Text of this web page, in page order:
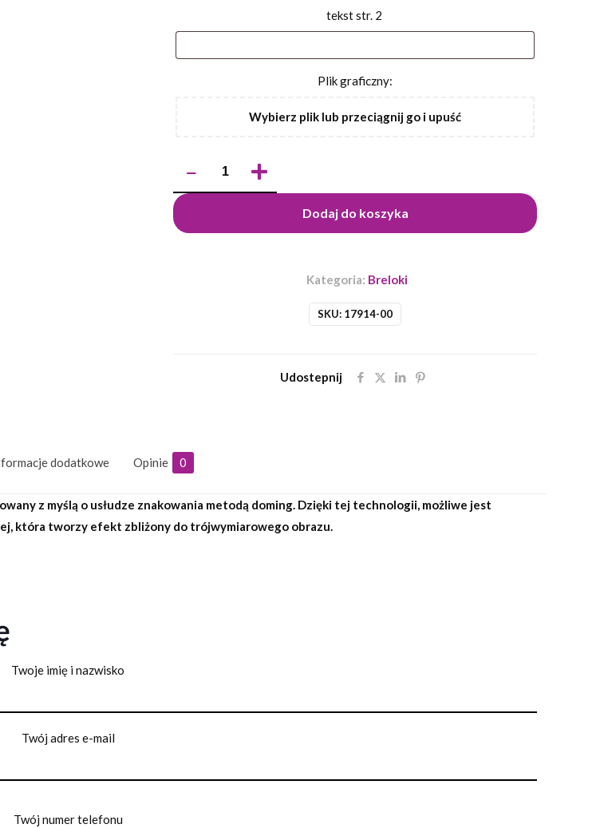
tekst str. 2
Plik graficzny:
Wybierz plik lub przeciągnij go i upuść
DOMIO
Dodaj do koszyka
SKU: 17914-00
Kategoria: Breloki
Udostepnij
dodatkowe Opinie 0
z myślą o usłudze znakowania metodą doming. Dzięki tej technologii, możliwe jest
która tworzy efekt zbliżony do trójwymiarowego obrazu.
Twoje imię i nazwisko
Twój adres e-mail
Twój numer telefonu